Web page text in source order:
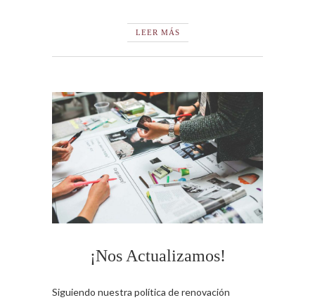
LEER MÁS
¡Nos Actualizamos!
Siguiendo nuestra política de renovación